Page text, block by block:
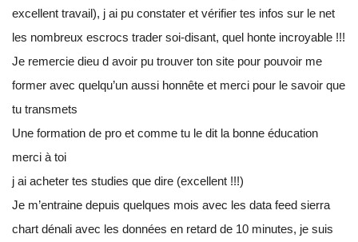
excellent travail), j ai pu constater et vérifier tes infos sur le net
les nombreux escrocs trader soi-disant, quel honte incroyable !!!
Je remercie dieu d avoir pu trouver ton site pour pouvoir me
former avec quelqu’un aussi honnête et merci pour le savoir que
tu transmets
Une formation de pro et comme tu le dit la bonne éducation
merci à toi
j ai acheter tes studies que dire (excellent !!!)
Je m’entraine depuis quelques mois avec les data feed sierra
chart dénali avec les données en retard de 10 minutes, je suis